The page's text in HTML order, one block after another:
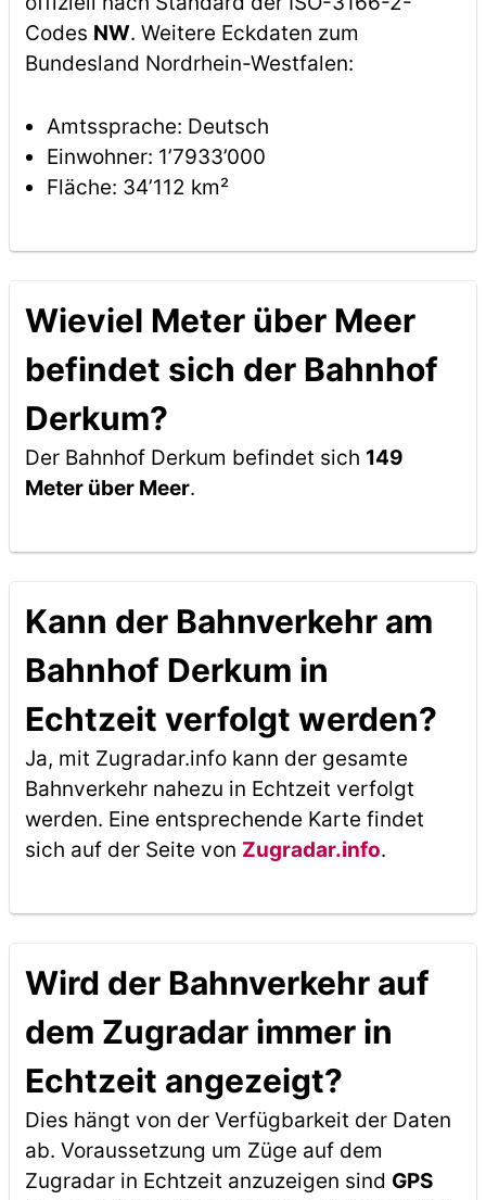
Codes NW. Weitere Eckdaten zum
Bundesland Nordrhein-Westfalen:
Amtssprache: Deutsch
Einwohner: 1’7933’000
Fläche: 34’112 km²
Wieviel Meter über Meer
befindet sich der Bahnhof
Derkum?
Der Bahnhof Derkum befindet sich 149
Meter über Meer.
Kann der Bahnverkehr am
Bahnhof Derkum in
Echtzeit verfolgt werden?
Ja, mit Zugradar.info kann der gesamte
Bahnverkehr nahezu in Echtzeit verfolgt
werden. Eine entsprechende Karte findet
sich auf der Seite von Zugradar.info.
Wird der Bahnverkehr auf
dem Zugradar immer in
Echtzeit angezeigt?
Dies hängt von der Verfügbarkeit der Daten
ab. Voraussetzung um Züge auf dem
Zugradar in Echtzeit anzuzeigen sind GPS